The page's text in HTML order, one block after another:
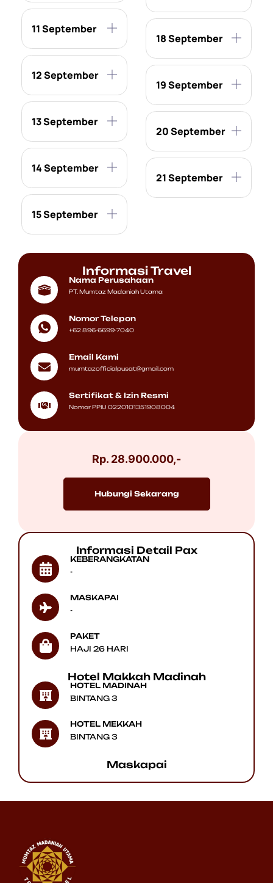
11 September
12 September
13 September
14 September
15 September
18 September
19 September
20 September
21 September
Informasi Travel
Nama Perusahaan
PT. Mumtaz Madaniah Utama
Nomor Telepon
+62 896-6699-7040
Email Kami
mumtazofficialpusat@gmail.com
Sertifikat & Izin Resmi
Nomor PPIU 0220101351908004
Rp. 28.900.000,-
Hubungi Sekarang
Informasi Detail Pax
KEBERANGKATAN
-
MASKAPAI
-
PAKET
HAJI 26 HARI
Hotel Makkah Madinah
HOTEL MADINAH
BINTANG 3
HOTEL MEKKAH
BINTANG 3
Maskapai